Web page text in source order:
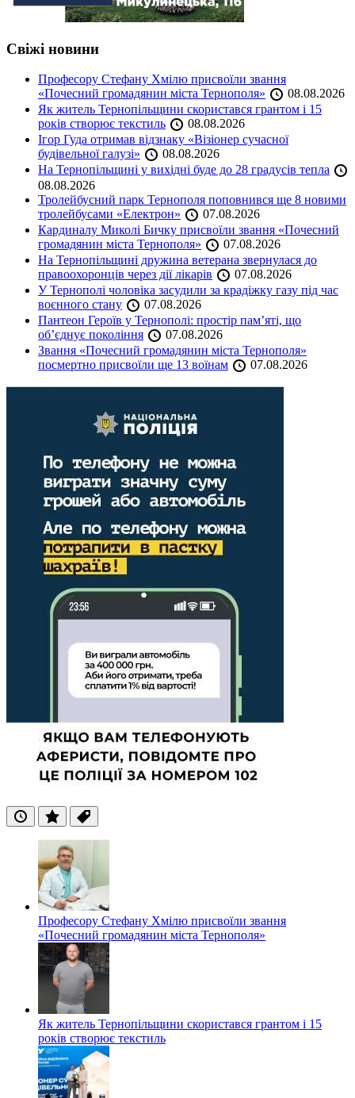
Свіжі новини
Професору Стефану Хмілю присвоїли звання
«Почесний громадянин міста Тернополя»
08.08.2026
Як житель Тернопільщини скористався грантом і 15
років створює текстиль
08.08.2026
Ігор Гуда отримав відзнаку «Візіонер сучасної
будівельної галузі»
08.08.2026
На Тернопільщині у вихідні буде до 28 градусів тепла
08.08.2026
Тролейбусний парк Тернополя поповнився ще 8 новими
тролейбусами «Електрон»
07.08.2026
Кардиналу Миколі Бичку присвоїли звання «Почесний
громадянин міста Тернополя»
07.08.2026
На Тернопільщині дружина ветерана звернулася до
правоохоронців через дії лікарів
07.08.2026
У Тернополі чоловіка засудили за крадіжку газу під час
воєнного стану
07.08.2026
Пантеон Героїв у Тернополі: простір пам’яті, що
об’єднує покоління
07.08.2026
Звання «Почесний громадянин міста Тернополя»
посмертно присвоїли ще 13 воїнам
07.08.2026
ОстанніПопулярні
Теги
Професору Стефану Хмілю присвоїли звання
«Почесний громадянин міста Тернополя»
Як житель Тернопільщини скористався грантом і 15
років створює текстиль